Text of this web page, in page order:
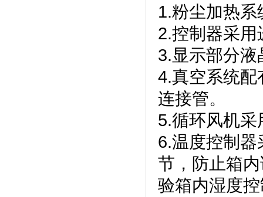
1.粉尘加热
2.控制器采用
3.显示部分液
4.真空系统配有
连接管。
5.循环风机采
6.温度控制器
节，防止
验箱内湿度控